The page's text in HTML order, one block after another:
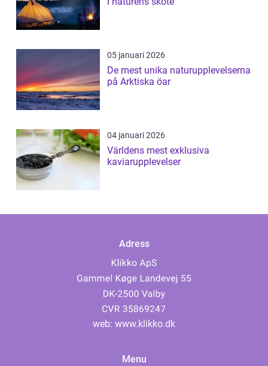
05 januari 2026
De mest unika naturupplevelserna
på Arktiska öar
04 januari 2026
Världens mest exklusiva
kaviarupplevelser
Adress
web: www.klikko.dk
Menu